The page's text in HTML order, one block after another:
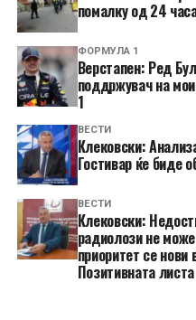
помалку од 24
ФОРМУЛА 1
Верстапен: Ред
поддржувач на
1
ВЕСТИ
Клековски:
Гостивар ќе биде
ВЕСТИ
Клековски:
радиолози не
приоритет се
Позитивната